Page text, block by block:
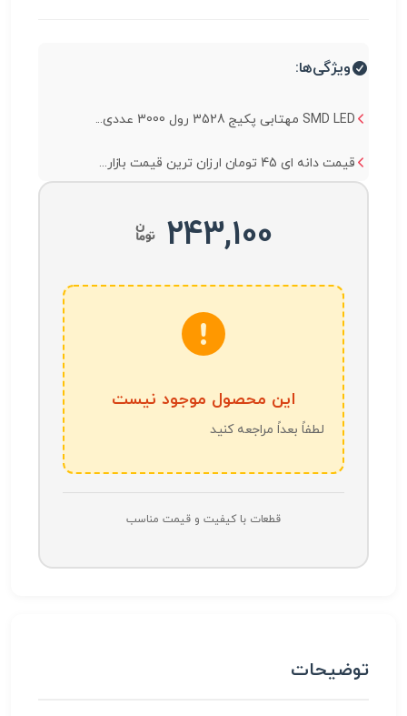
ویژگی‌ها:
SMD LED مهتابی پکیج 3528 رول 3000 عددی...
قیمت دانه ای 45 تومان ارزان ترین قیمت بازار...
243,100
این محصول موجود نیست
لطفاً بعداً مراجعه کنید
قطعات با کیفیت و قیمت مناسب
توضیحات